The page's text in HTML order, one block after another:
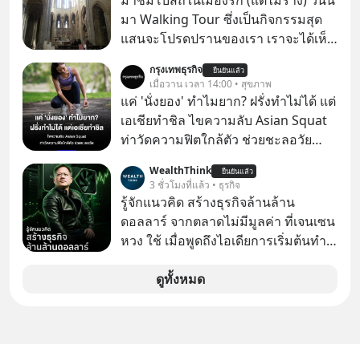
เปิดเผยอาการของพ่อว่า "น่าเป็นห่วง
อย่างมาก" เนื่องจากมะเร็งได้ลุกลามไป
สร้างความเจ็บปวดทรมานอย่างรุนแรง
แต่ยืนยันว่า โจ ไบเดน พ่อของเขายังใจ
สู้ เพื่อรักษาอาการป่วยของตนอย่างเต็ม
ที่
มา Walking Tour ซึ่งเป็นกิจกรรมสุด
แสนจะโปรดปรานของเรา เราจะได้เห็น
กรุงเทพธุรกิจ ยืนยันแล้ว
เมื่อวาน เวลา 14:00 • สุขภาพ
แค่ 'นั่งยอง' ทำไมยาก? ฝรั่งทำไม่ได้ แต่
เอเชียทำชิล ไขความลับ Asian Squat
ท่าวัดความฟิตใกล้ตัว ช่วยชะลอวัย
ต่างชาติที่พยายามทำ “Asian Squat”
หรือการนั่งยองแบบคนเอเชีย แต่สุดท้าย
ก็เสียการทรงตัว ล้มหงายหลัง หรือไม่ก็
ต้องยกส้นเท้าขึ้น เพราะไม่สามารถนั่ง
ค้างในท่านั้นได้
WealthThink ยืนยันแล้ว
3 ชั่วโมงที่แล้ว • ธุรกิจ
รู้จักแนวคิด สร้างธุรกิจล้านล้าน
ดอลลาร์ จากตลาดไม่มีมูลค่า ที่เจนเซน
หวง ใช้ เมื่อพูดถึงไอเดียการเริ่มต้นทำ
ทำธุรกิจที่อยู่ในตลาดใหญ่ ๆ ที่ต้องมี
ดูทั้งหมด